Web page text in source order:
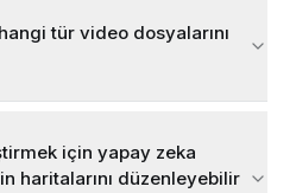
tür video dosyalarını
için yapay zeka
haritalarını düzenleyebilir